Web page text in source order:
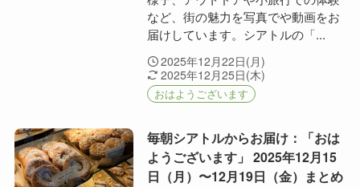
など、街の魅力を写真でや動画をお
届けしています。シアトルの「...
2025年12月22日(月)
2025年12月25日(木)
おはようございます
毎朝シアトルからお届け：「おは
ようございます」 2025年12月15
日（月）〜12月19日（金）まとめ